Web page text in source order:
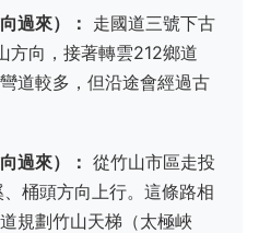
過來）： 走國道三號下古
方向，接著轉雲212鄉道
道較多，但沿途會經過古
過來）： 從竹山市區走投
桶頭方向上行。這條路相
規劃竹山天梯（太極峽